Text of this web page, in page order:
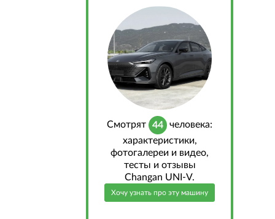
Cмотрят 44
человека:
характеристики,
фотогалереи и видео,
тесты и отзывы
Changan UNI-V.
Хочу узнать про эту машину